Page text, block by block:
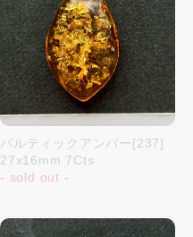
バルティックアンバー[237]
27x16mm 7Cts
- sold out -